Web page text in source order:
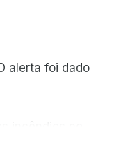
alerta foi dado